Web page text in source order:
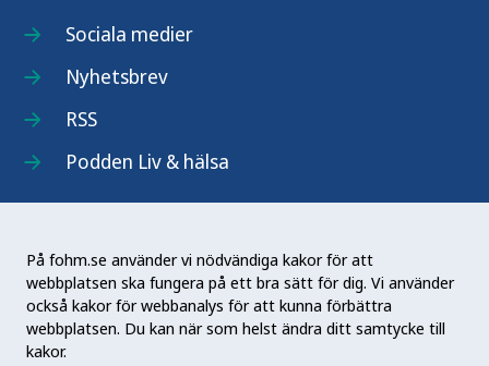
På fohm.se använder vi nödvändiga kakor för att
webbplatsen ska fungera på ett bra sätt för dig. Vi använder
också kakor för webbanalys för att kunna förbättra
webbplatsen. Du kan när som helst ändra ditt samtycke till
kakor.
Sociala medier
Nyhetsbrev
RSS
Podden Liv & hälsa
Folkhälsomyndigheten (Fohm) är en nationell
kunskapsmyndighet som arbetar för en bättre
folkhälsa. Det gör myndigheten genom att